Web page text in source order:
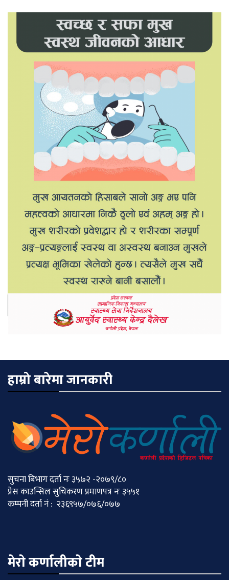
हाम्रो बारेमा जानकारी
सुचना बिभाग दर्ता नः ३५७२ -२०७९/८०
प्रेस काउन्सिल सुचिकरण प्रमाणपत्र नः ३५५१
कम्पनी दर्ता नं : २३६९५७/०७६/०७७
मेराे कर्णालीकाे टीम